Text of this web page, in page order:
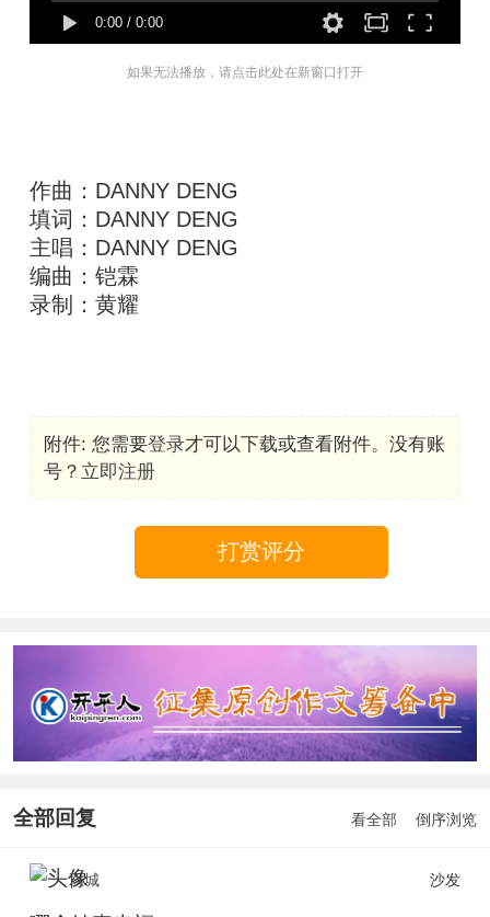
0:00/ 0:00
如果无法播放，请点击此处在新窗口打开
作曲：DANNY DENG
填词：DANNY DENG
主唱：DANNY DENG
编曲：铠霖
录制：黄耀
附件: 您需要登录才可以下载或查看附件。没有账
号？ 立即注册
打赏评分
全部回复 看全部 倒序浏览
沙发
双城